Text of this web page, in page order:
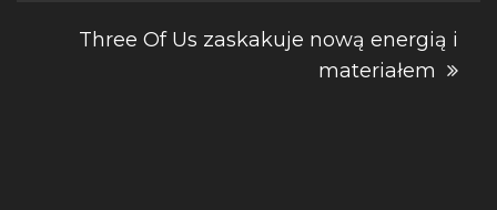
Three Of Us zaskakuje nową energią i
materiałem